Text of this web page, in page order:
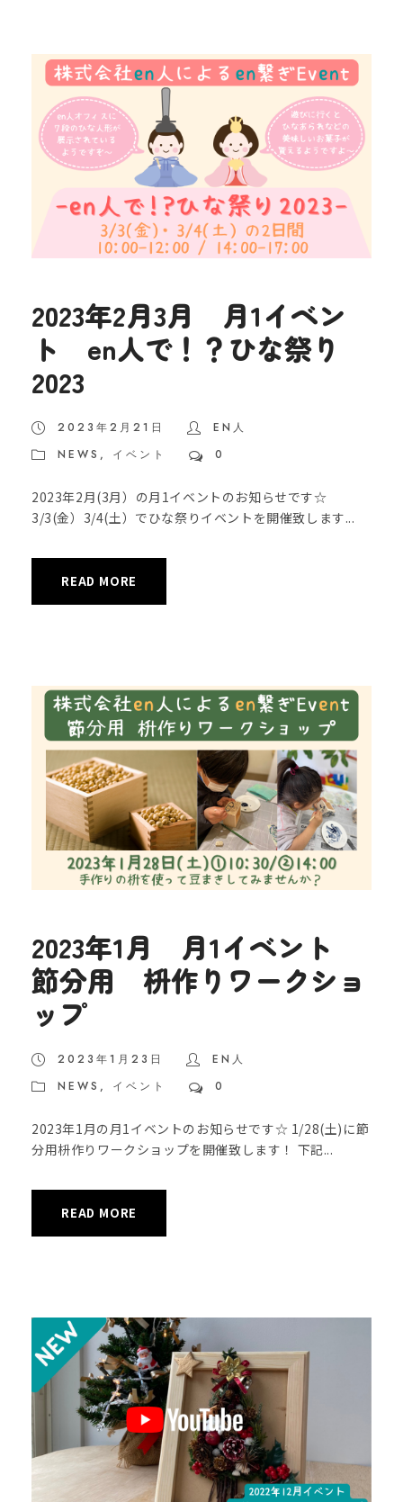
2023年2月3月 月1イベン
ト en人で！？ひな祭り
2023
2023年2月21日
EN人
NEWS , イベント 0
2023年2月(3月）の月1イベントのお知らせです☆
3/3(金）3/4(土）でひな祭りイベントを開催致します...
READ MORE
2023年1月 月1イベント
節分用 枡作りワークショ
ップ
2023年1月23日
EN人
NEWS , イベント 0
2023年1月の月1イベントのお知らせです☆ 1/28(土)に節
分用枡作りワークショップを開催致します！ 下記...
READ MORE